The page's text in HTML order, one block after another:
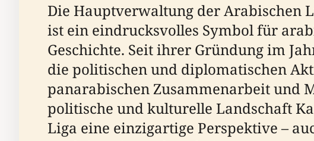
Die Hauptverwaltung der Arabischen
ist ein eindrucksvolles Symbol für
Geschichte. Seit ihrer Gründung im
die politischen und diplomatischen
panarabischen Zusammenarbeit und
politische und kulturelle Landschaft
Liga eine einzigartige Perspektive –